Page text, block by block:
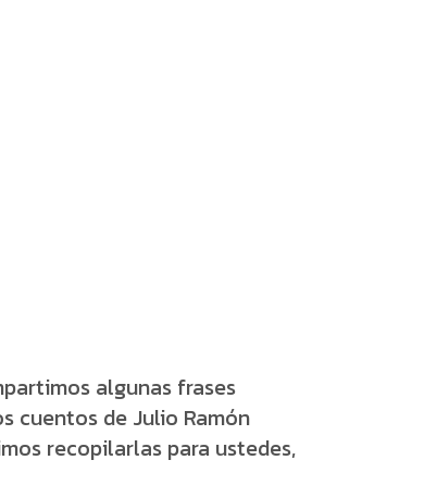
algunas frases
cuentos de Julio Ramón
recopilarlas para ustedes,